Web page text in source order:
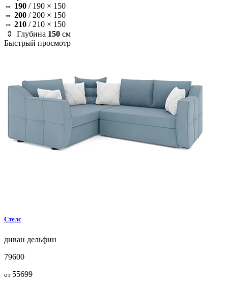
⇔ 190 / 190 × 150
⇔ 200 / 200 × 150
⇔ 210 / 210 × 150
⇕ Глубина 150 см
Быстрый просмотр
Стелс
диван дельфин
79600
от 55699